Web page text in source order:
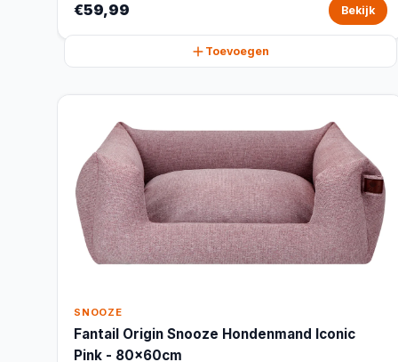
€59,99 Bekijk
Toevoegen
SNOOZE
Fantail Origin Snooze Hondenmand Iconic
Pink - 80x60cm